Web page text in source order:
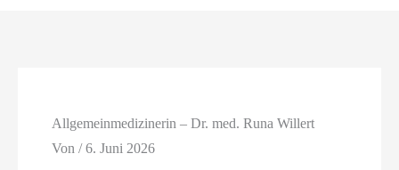
Allgemeinmedizinerin – Dr. med. Runa Willert
Von/6. Juni 2026